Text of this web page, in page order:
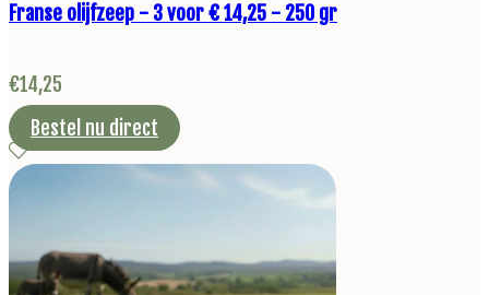
Franse olijfzeep - 3 voor € 14,25 - 250 gr
€14,25
Bestel nu direct